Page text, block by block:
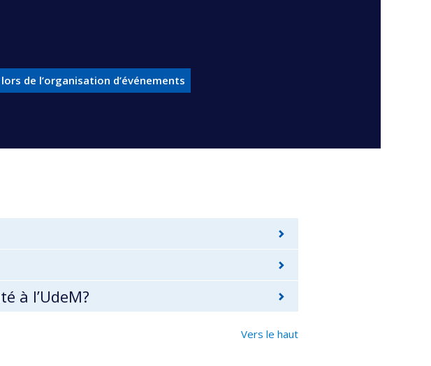
de l’organisation d’événements
à l’UdeM?
Vers le haut